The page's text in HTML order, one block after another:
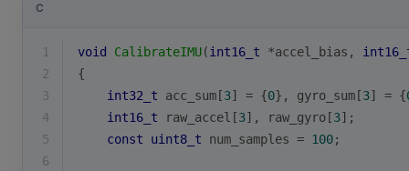
C
1 void CalibrateIMU(int16_t *accel_bias,
2
{
3
int32_t acc_sum[3] = {0}, gyro_sum[3] = {
4
int16_t raw_accel[3], raw_gyro[3];
5
const uint8_t num_samples = 100;
6